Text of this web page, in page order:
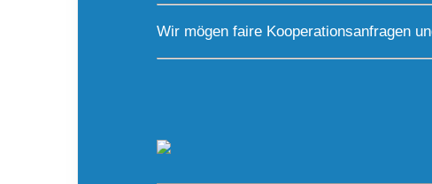
Wir mögen faire Kooperationsanfragen